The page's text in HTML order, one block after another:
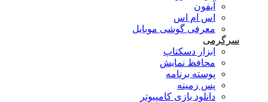
آیفون
اس ام اس
معرفی گوشی موبایل
سرگرمی
ابزار دسکتاپ
محافظ نمایش
پوسته برنامه
پس زمینه
دانلود بازی کامپیوتر